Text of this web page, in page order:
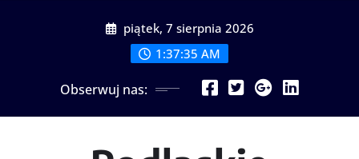
piątek, 7 sierpnia 2026
1:37:36 AM
Obserwuj nas: